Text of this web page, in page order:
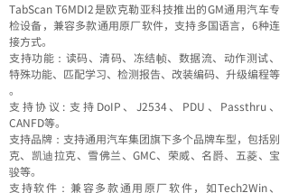
TabScan T6MDI2是欧克勒亚科技推出的GM通用汽车专
检设备，兼容多款通用原厂软件，支持多国语言，6种连
接方式。
支持功能：读码、清码、冻结帧、数据流、动作测试、
特殊功能、匹配学习、检测报告、改装编码、升级编程等
。
支持协议: 支持DoIP、J2534、PDU、Passthru、
CANFD等。
支持品牌：支持通用汽车集团旗下多个品牌车型，包括别
克、凯迪拉克、雪佛兰、GMC、荣威、名爵、五菱、宝
骏等。
支持软件：兼容多款通用原厂软件，如Tech2Win、